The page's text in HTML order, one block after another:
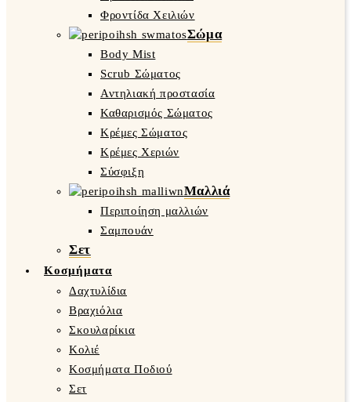
Φροντίδα Χειλιών
Σώμα
Body Mist
Scrub Σώματος
Αντηλιακή προστασία
Καθαρισμός Σώματος
Κρέμες Σώματος
Κρέμες Χεριών
Σύσφιξη
Μαλλιά
Περιποίηση μαλλιών
Σαμπουάν
Σετ
Κοσμήματα
Δαχτυλίδια
Βραχιόλια
Σκουλαρίκια
Κολιέ
Κοσμήματα Ποδιού
Σετ